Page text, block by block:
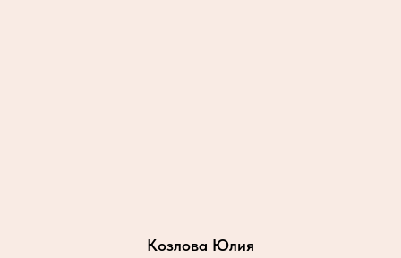
Козлова Юлия